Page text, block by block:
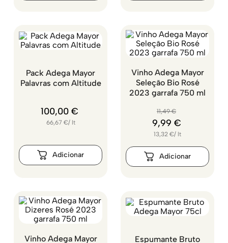
Pack Adega Mayor
Palavras com Altitude
100,00 €
66,67 €/ lt
Vinho Adega Mayor
Seleção Bio Rosé
2023 garrafa 750 ml
11,49 €
9,99 €
13,32 €/ lt
Vinho Adega Mayor Espumante Bruto